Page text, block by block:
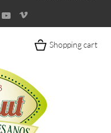
Shopping cart